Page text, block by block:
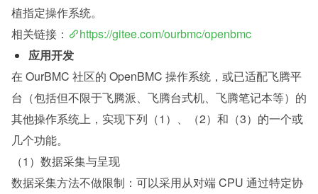
植指定操作系统。
相关链接：
https://gitee.com/ourbmc/openbmc
应用开发
在 OurBMC 社区的 OpenBMC 操作系统，或已适配飞腾平
台（包括但不限于飞腾派、飞腾台式机、飞腾笔记本等）的
其他操作系统上，实现下列（1）、（2）和（3）的一个或
几个功能。
（1）数据采集与呈现
数据采集方法不做限制：可以采用从对端 CPU 通过特定协